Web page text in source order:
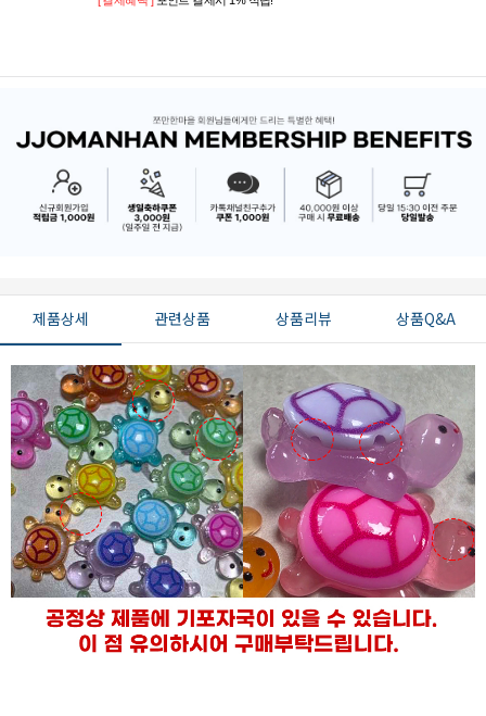
페이코 ID로 페
PAYCO 바로구매
제품상세 관련상품 상품리뷰 상품Q&A